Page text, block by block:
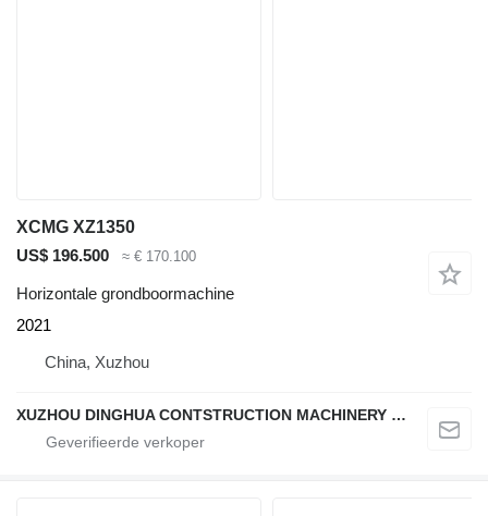
XCMG XZ1350
US$ 196.500
≈ € 170.100
Horizontale grondboormachine
2021
China, Xuzhou
XUZHOU DINGHUA CONTSTRUCTION MACHINERY CO., LTD.